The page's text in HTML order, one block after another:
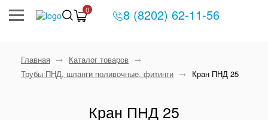
0 8 (8202) 62-11-56
Главная
Каталог товаров
Трубы ПНД, шланги поливочные, фитинги
Кран ПНД 25
Кран ПНД 25